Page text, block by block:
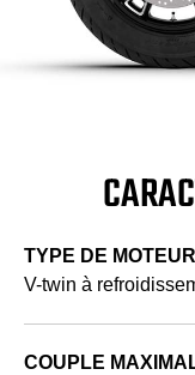
TYPE DE MOTEUR
V-twin à
COUPLE